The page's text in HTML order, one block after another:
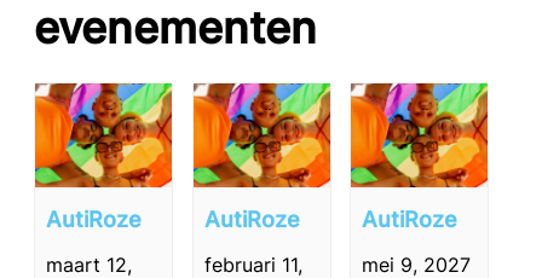
evenementen
AutiRoze
maart 12,
AutiRoze
februari 11,
AutiRoze
mei 9, 2027